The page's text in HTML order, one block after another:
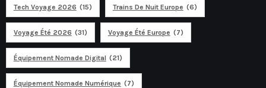
Tech Voyage 2026 (15) Trains De Nuit Europe (6)
Voyage Été 2026 (31) Voyage Été Europe (7)
Équipement Nomade Digital (21)
Équipement Nomade Numérique (7)